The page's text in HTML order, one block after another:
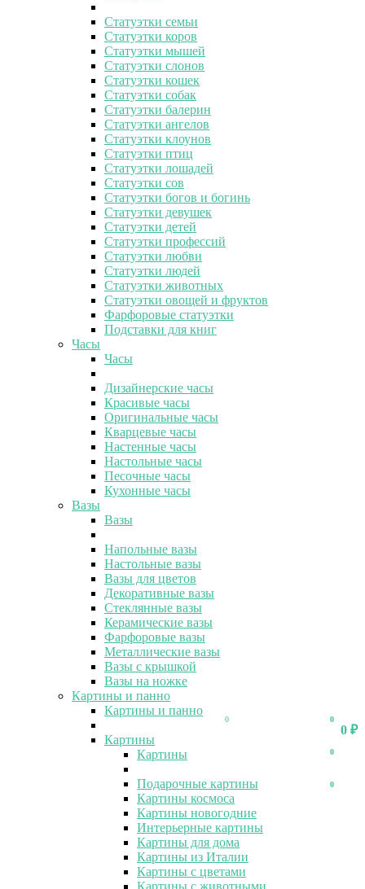
0
0 ₽
0
0
0
Статуэтки семьи
Статуэтки коров
Статуэтки мышей
Статуэтки слонов
Статуэтки кошек
Статуэтки собак
Статуэтки балерин
Статуэтки ангелов
Статуэтки клоунов
Статуэтки птиц
Статуэтки лошадей
Статуэтки сов
Статуэтки богов и богинь
Статуэтки девушек
Статуэтки детей
Статуэтки профессий
Статуэтки любви
Статуэтки людей
Статуэтки животных
Статуэтки овощей и фруктов
Фарфоровые статуэтки
Подставки для книг
Часы
Часы
Дизайнерские часы
Красивые часы
Оригинальные часы
Кварцевые часы
Настенные часы
Настольные часы
Песочные часы
Кухонные часы
Вазы
Вазы
Напольные вазы
Настольные вазы
Вазы для цветов
Декоративные вазы
Стеклянные вазы
Керамические вазы
Фарфоровые вазы
Металлические вазы
Вазы с крышкой
Вазы на ножке
Картины и панно
Картины и панно
Картины
Картины
Подарочные картины
Картины космоса
Картины новогодние
Интерьерные картины
Картины для дома
Картины из Италии
Картины с цветами
Картины с животными